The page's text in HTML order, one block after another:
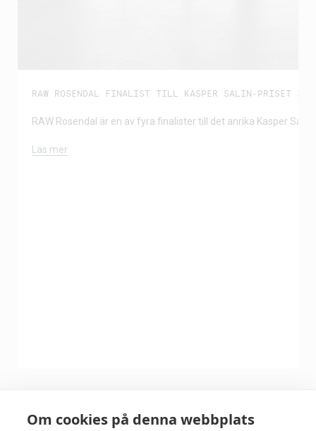
Om cookies på denna webbplats
RAW ROSENDAL FINALIST TILL KASPER SALIN-PRISET
RAW Rosendal är en av fyra finalister till det anrika Kasper
Läs mer